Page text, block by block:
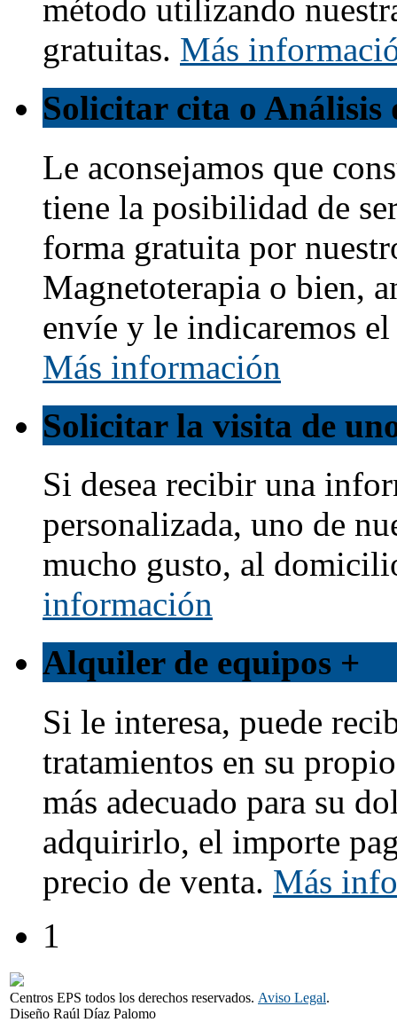
método utilizando
gratuitas. Más
Solicitar cita o Análisis
Le aconsejamos que
tiene la posibilidad de
forma gratuita por
Magnetoterapia o bien,
envíe y le indicaremos
Más información
Solicitar la visita de
Si desea recibir una
personalizada, uno de
mucho gusto, al
información
Alquiler de equipos +
Si le interesa, puede
tratamientos en su
más adecuado para su
adquirirlo, el importe
precio de venta. Más
1
Centros EPS todos los derechos reservados. Aviso Legal.
Diseño Raúl Díaz Palomo